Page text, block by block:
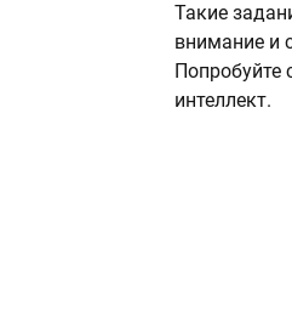
Такие
внимание и
Попробуйте
интеллект.